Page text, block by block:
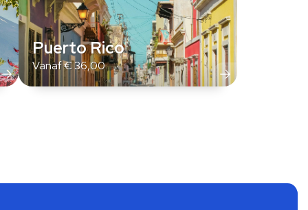
Puerto Rico
Vanaf€36,00